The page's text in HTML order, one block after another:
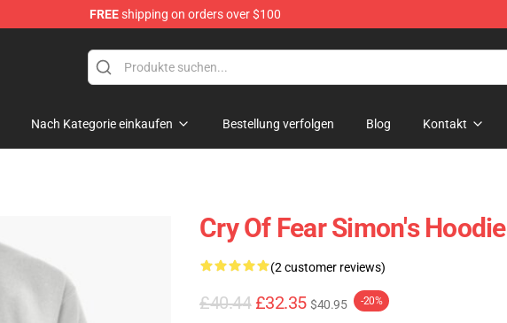
FREEshipping on orders over $100
Nach Kategorie einkaufen Bestellung verfolgen Blog Kontakt
Cry Of Fear Simon's Hoodie
(2 customer reviews)
£40.44 £32.35 $40.95 -20%